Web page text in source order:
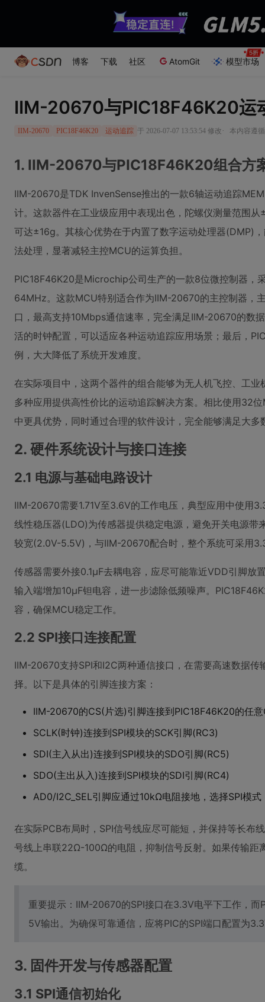
博客 下载 社区 AtomGit 模型市场
IIM-20670与PIC18F46K20运
IIM-20670 PIC18F46K20 运动追踪 于 2026-07-07 13:53:54 修改 · 本内容遵
1. IIM-20670与PIC18F46K20组合方
IIM-20670是TDK InvenSense推出的一款6轴运动追踪
计。这款器件在工业级应用中表现出色，陀螺仪测量范围
可达±16g。其核心优势在于内置了数字运动处理器(DMP)
法处理，显著减轻主控MCU的运算负担。
PIC18F46K20是Microchip公司生产的一款8位微控制器，
64MHz。这款MCU特别适合作为IIM-20670的主控制器，
口，最高支持10Mbps通信速率，完全满足IIM-20670的数
活的时钟配置，可以适应各种运动追踪应用场景；最后，
例，大大降低了系统开发难度。
在实际项目中，这两个器件的组合能够为无人机飞控、工
多种应用提供高性价比的运动追踪解决方案。相比使用32
中更具优势，同时通过合理的软件设计，完全能够满足大多
2. 硬件系统设计与接口连接
2.1 电源与基础电路设计
IIM-20670需要1.71V至3.6V的工作电压，典型应用中使用
线性稳压器(LDO)为传感器提供稳定电源，避免开关电源带
较宽(2.0V-5.5V)，与IIM-20670配合时，整个系统可采用
传感器需要外接0.1μF去耦电容，应尽可能靠近VDD引脚放
输入端增加10μF钽电容，进一步滤除低频噪声。
容，确保MCU稳定工作。
2.2 SPI接口连接配置
IIM-20670支持SPI和I2C两种通信接口，在需要高速数据传
择。以下是具体的引脚连接方案：
IIM-20670的CS(片选)引脚连接到PIC18F46K20的任
SCLK(时钟)连接到SPI模块的SCK引脚(RC3)
SDI(主入从出)连接到SPI模块的SDO引脚(RC5)
SDO(主出从入)连接到SPI模块的SDI引脚(RC4)
AD0/I2C_SEL引脚应通过10kΩ电阻接地，选择SPI模式
在实际PCB布局时，SPI信号线应尽可能短，并保持等长布
号线上串联22Ω-100Ω的电阻，抑制信号反射。如果传输距
缆。
重要提示：IIM-20670的SPI接口在3.3V电平下工作，
5V输出。为确保可靠通信，应将PIC的SPI端口配置为
3. 固件开发与传感器配置
3.1 SPI通信初始化